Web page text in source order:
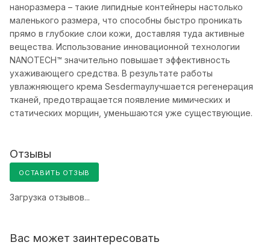
наноразмера – такие липидные контейнеры настолько
маленького размера, что способны быстро проникать
прямо в глубокие слои кожи, доставляя туда активные
вещества. Использование инновационной технологии
NANOTECH™ значительно повышает эффективность
ухаживающего средства. В результате работы
увлажняющего крема Sesdermaулучшается регенерация
тканей, предотвращается появление мимических и
статических морщин, уменьшаются уже существующие.
Отзывы
ОСТАВИТЬ ОТЗЫВ
Загрузка отзывов...
Вас может заинтересовать